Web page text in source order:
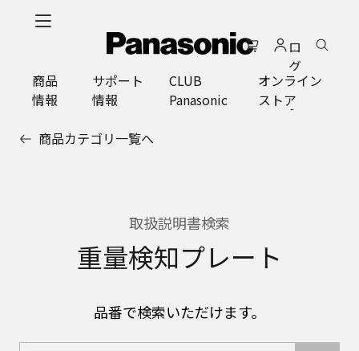
ロ
グ
イ
ン
商品
情報
サポート
情報
CLUB
Panasonic
オンライン
ストア
商品カテゴリ一覧へ
取扱説明書検索
重量検知プレート
品番で検索いただけます。